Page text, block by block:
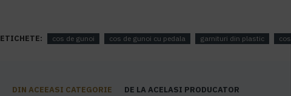
ETICHETE: cos de gunoi cos de gunoi cu pedala garnituri din plastic
DIN ACEEASI CATEGORIE DE LA ACELASI PRODUCATOR